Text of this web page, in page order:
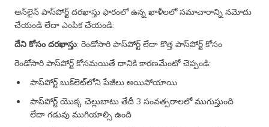
ఆన్‌లైన్ పాస్‌పోర్ట్ దరఖాస్తు ఫారంలో ఉన్న ఖాళీలలో సమాచారాన్ని నమోదు
చేయండి లేదా ఎంపిక చేయండి:
దేని కోసం దరఖాస్తు: రెండోసారి పాస్‌పోర్ట్ లేదా కొత్త పాస్‌పోర్ట్ కోసం
రెండోసారి పాస్‌పోర్ట్ కోసమయితే దానికి కారణమేంటో చెప్పండి:
పాస్‌పోర్ట్ బుక్‌లెట్‌లోని పేజీలు అయిపోయాయి
పాస్‌పోర్ట్ యొక్క చెల్లుబాటు తేదీ 3 సంవత్సరాలలో ముగుస్తుంది
లేదా గడువు ముగియాల్సి ఉంది